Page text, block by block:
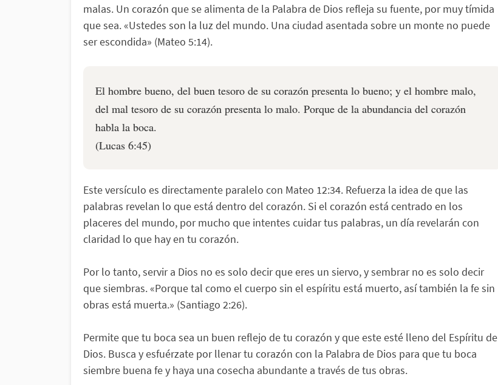
malas. Un corazón que se alimenta de la Palabra de Dios refleja su fuente, por muy tímida
que sea. «Ustedes son la luz del mundo. Una ciudad asentada sobre un monte no puede
ser escondida» (Mateo 5:14).
El hombre bueno, del buen tesoro de su corazón presenta lo bueno; y el hombre malo,
del mal tesoro de su corazón presenta lo malo. Porque de la abundancia del corazón
habla la boca.
(Lucas 6:45)
Este versículo es directamente paralelo con Mateo 12:34. Refuerza la idea de que las
palabras revelan lo que está dentro del corazón. Si el corazón está centrado en los
placeres del mundo, por mucho que intentes cuidar tus palabras, un día revelarán con
claridad lo que hay en tu corazón.
Por lo tanto, servir a Dios no es solo decir que eres un siervo, y sembrar no es solo decir
que siembras. «Porque tal como el cuerpo sin el espíritu está muerto, así también la fe sin
obras está muerta.» (Santiago 2:26).
Permite que tu boca sea un buen reflejo de tu corazón y que este esté lleno del Espíritu de
Dios. Busca y esfuérzate por llenar tu corazón con la Palabra de Dios para que tu boca
siembre buena fe y haya una cosecha abundante a través de tus obras.